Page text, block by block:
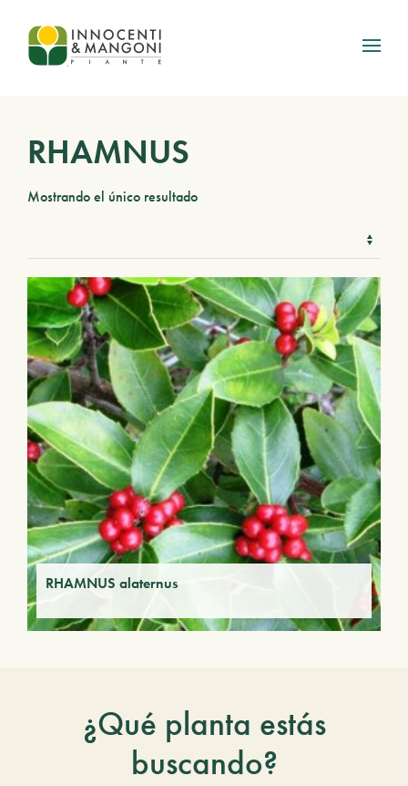
Skip to main content
RHAMNUS
Mostrando el único resultado
RHAMNUS alaternus
¿Qué planta estás
buscando?